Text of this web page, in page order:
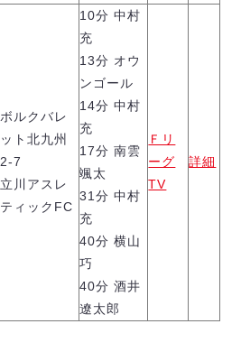
ボルクバレ
ット北九州
2-7
立川アスレ
ティックFC
10分 中村
充
13分 オウ
ンゴール
14分 中村
充
17分 南雲
颯太
31分 中村
充
40分 横山
巧
40分 酒井
遼太郎
Ｆリ
ーグ
TV
詳細